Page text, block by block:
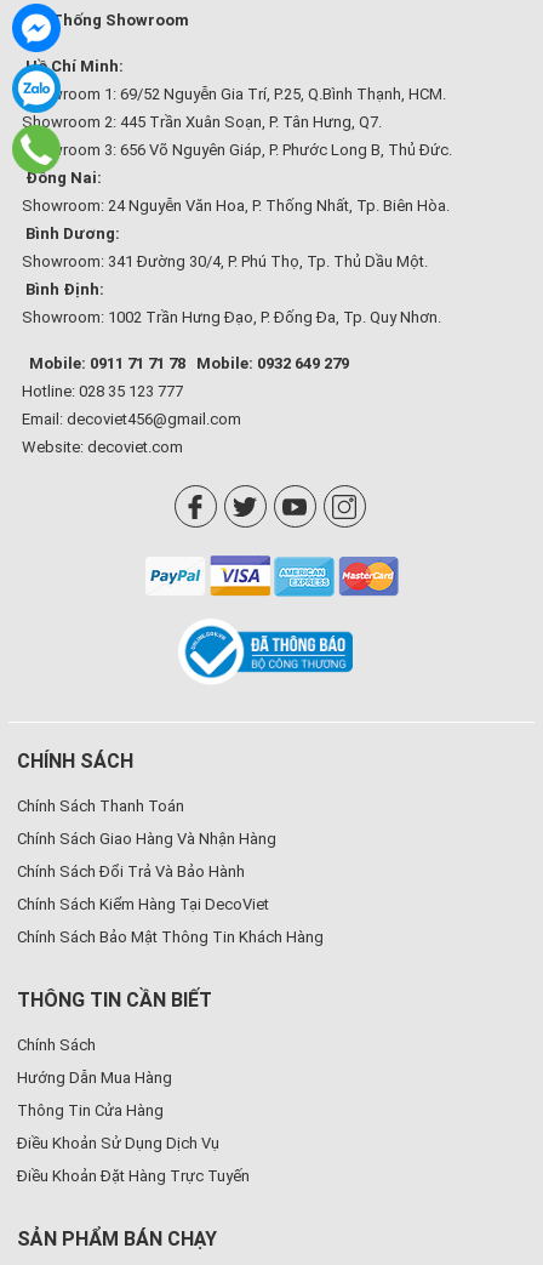
Hệ Thống Showroom
Hồ Chí Minh:
Showroom 1: 69/52 Nguyễn Gia Trí, P.25, Q.Bình Thạnh, HCM.
Showroom 2: 445 Trần Xuân Soạn, P. Tân Hưng, Q7.
Showroom 3: 656 Võ Nguyên Giáp, P. Phước Long B, Thủ Đức.
Đồng Nai:
Showroom: 24 Nguyễn Văn Hoa, P. Thống Nhất, Tp. Biên Hòa.
Bình Dương:
Showroom: 341 Đường 30/4, P. Phú Thọ, Tp. Thủ Dầu Một.
Bình Định:
Showroom: 1002 Trần Hưng Đạo, P. Đống Đa, Tp. Quy Nhơn.
Mobile: 0911 71 71 78
Mobile: 0932 649 279
Hotline: 028 35 123 777
Email: decoviet456@gmail.com
Website: decoviet.com
CHÍNH SÁCH
Chính Sách Thanh Toán
Chính Sách Giao Hàng Và Nhận Hàng
Chính Sách Đổi Trả Và Bảo Hành
Chính Sách Kiểm Hàng Tại DecoViet
Chính Sách Bảo Mật Thông Tin Khách Hàng
THÔNG TIN CẦN BIẾT
Chính Sách
Hướng Dẫn Mua Hàng
Thông Tin Cửa Hàng
Điều Khoản Sử Dụng Dịch Vụ
Điều Khoản Đặt Hàng Trực Tuyến
SẢN PHẨM BÁN CHẠY